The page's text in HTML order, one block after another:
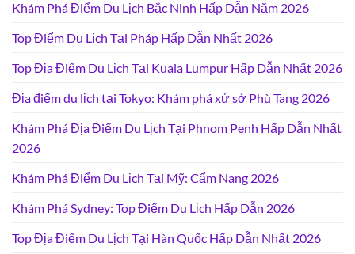
Khám Phá Điểm Du Lịch Bắc Ninh Hấp Dẫn Năm 2026
Top Điểm Du Lịch Tại Pháp Hấp Dẫn Nhất 2026
Top Địa Điểm Du Lịch Tại Kuala Lumpur Hấp Dẫn Nhất 2026
Địa điểm du lịch tại Tokyo: Khám phá xứ sở Phù Tang 2026
Khám Phá Địa Điểm Du Lịch Tại Phnom Penh Hấp Dẫn Nhất
2026
Khám Phá Điểm Du Lịch Tại Mỹ: Cẩm Nang 2026
Khám Phá Sydney: Top Điểm Du Lịch Hấp Dẫn 2026
Top Địa Điểm Du Lịch Tại Hàn Quốc Hấp Dẫn Nhất 2026